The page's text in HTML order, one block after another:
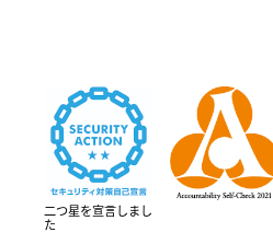
二つ星を宣言しまし
た